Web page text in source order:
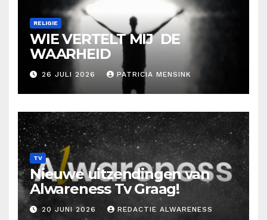
RELIGIE
WIE VERTELT MIJ DE
WAARHEID
26 JULI 2026 PATRICIA MENSINK
TV
Nieuwe uitzendingen van
Alwareness Tv Graag!
20 JUNI 2026 REDACTIE ALWARENESS